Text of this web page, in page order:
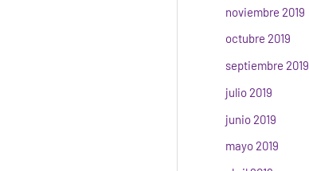
noviembre 2019
octubre 2019
septiembre 2019
julio 2019
junio 2019
mayo 2019